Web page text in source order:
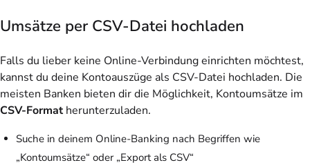
Umsätze per CSV-Datei hochladen
Falls du lieber keine Online-Verbindung einrichten möchtest,
kannst du deine Kontoauszüge als CSV-Datei hochladen. Die
meisten Banken bieten dir die Möglichkeit, Kontoumsätze im
CSV-Formatherunterzuladen.
Suche in deinem Online-Banking nach Begriffen wie
„Kontoumsätze“ oder „Export als CSV“